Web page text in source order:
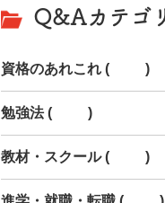
Q&Aカテゴ
資格のあれこれ (91)
勉強法 (28)
教材・スクール (11)